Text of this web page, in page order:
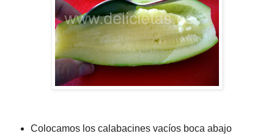
Colocamos los calabacines vacíos boca abajo